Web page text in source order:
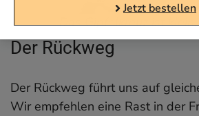
Das Gipfelkreuz ist
Der Rückweg
Der Rückweg führt uns auf
Wir empfehlen eine Rast in der
Jetzt bestellen